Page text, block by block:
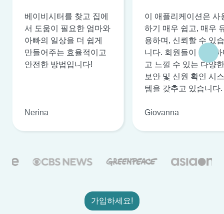
베이비시터를 찾고 집에
서 도움이 필요한 엄마와
아빠의 일상을 더 쉽게
만들어주는 효율적이고
안전한 방법입니다!
Nerina
이 애플리케이션은 사
하기 매우 쉽고, 매우
용하며, 신뢰할 수 있습
니다. 회원들이 안전
고 느낄 수 있는 다양한
보안 및 신원 확인 시스
템을 갖추고 있습니다.
Giovanna
가입하세요!